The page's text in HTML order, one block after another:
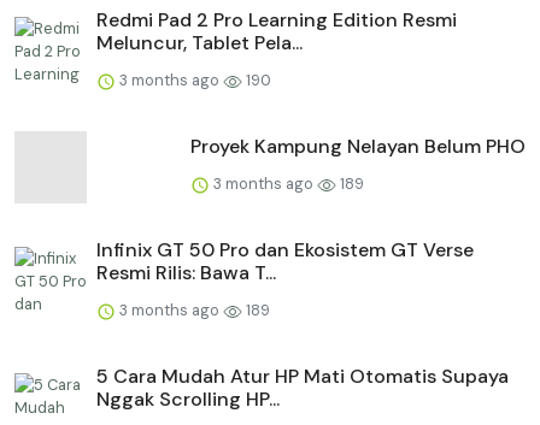
Redmi Pad 2 Pro Learning Edition Resmi
Meluncur, Tablet Pela...
3 months ago 190
Proyek Kampung Nelayan Belum PHO
3 months ago 189
Infinix GT 50 Pro dan Ekosistem GT Verse
Resmi Rilis: Bawa T...
3 months ago 189
5 Cara Mudah Atur HP Mati Otomatis Supaya
Nggak Scrolling HP...